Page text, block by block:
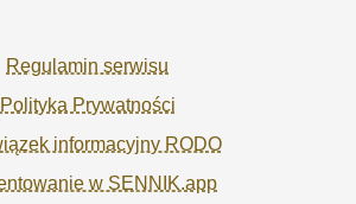
Regulamin serwisu
Polityka Prywatności
informacyjny RODO
w SENNIK.app